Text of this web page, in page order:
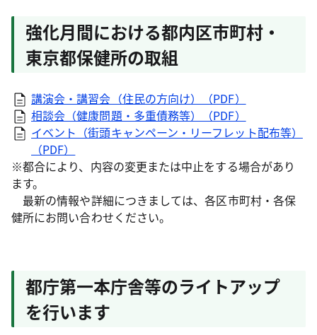
強化月間における都内区市町村・
東京都保健所の取組
講演会・講習会（住民の方向け）（PDF）
相談会（健康問題・多重債務等）（PDF）
イベント（街頭キャンペーン・リーフレット配布等）
（PDF）
※都合により、内容の変更または中止をする場合があり
ます。
最新の情報や詳細につきましては、各区市町村・各保
健所にお問い合わせください。
都庁第一本庁舎等のライトアップ
を行います